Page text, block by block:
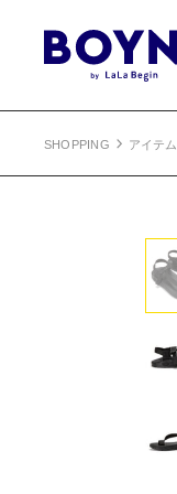
SHOPPING アイテム